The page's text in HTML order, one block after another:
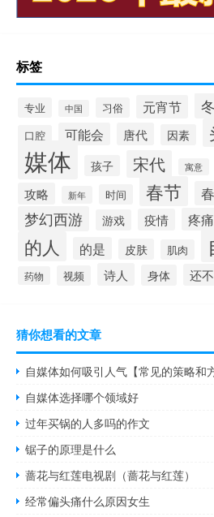
标签
专业 中国 习俗 元宵节
口腔 可能会 唐代 因素
媒体 孩子 宋代 寓意
攻略 新年 时间 春节
梦幻西游 游戏 疫情 疼痛
的人 的是 皮肤 肌肉
药物 视频 诗人 身体 还不
猜你想看的文章
自媒体如何吸引人气【常见的策略和
自媒体选择哪个领域好
过年买锅的人多吗的作文
锯子的原理是什么
蔷花与红莲电视剧（蔷花与红莲）
经常偏头痛什么原因女生